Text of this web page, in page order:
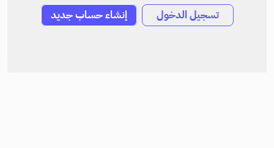
تسجيل الدخول إنشاء حساب جديد